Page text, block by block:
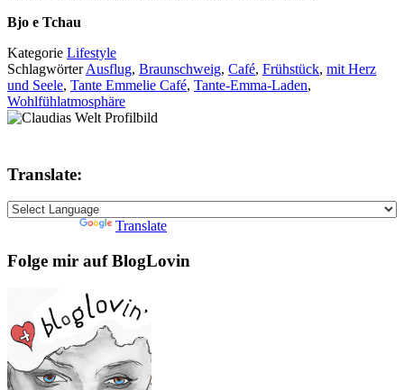
Bjo e Tchau
Kategorie Lifestyle
SchlagwörterAusflug, Braunschweig, Café, Frühstück, mit Herz
und Seele, Tante Emmelie Café, Tante-Emma-Laden,
Wohlfühlatmosphäre
Translate:
Translate
Folge mir auf BlogLovin